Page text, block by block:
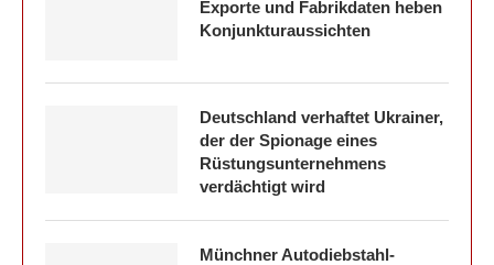
Exporte und Fabrikdaten heben
Konjunkturaussichten
Deutschland verhaftet Ukrainer,
der der Spionage eines
Rüstungsunternehmens
verdächtigt wird
Münchner Autodiebstahl-